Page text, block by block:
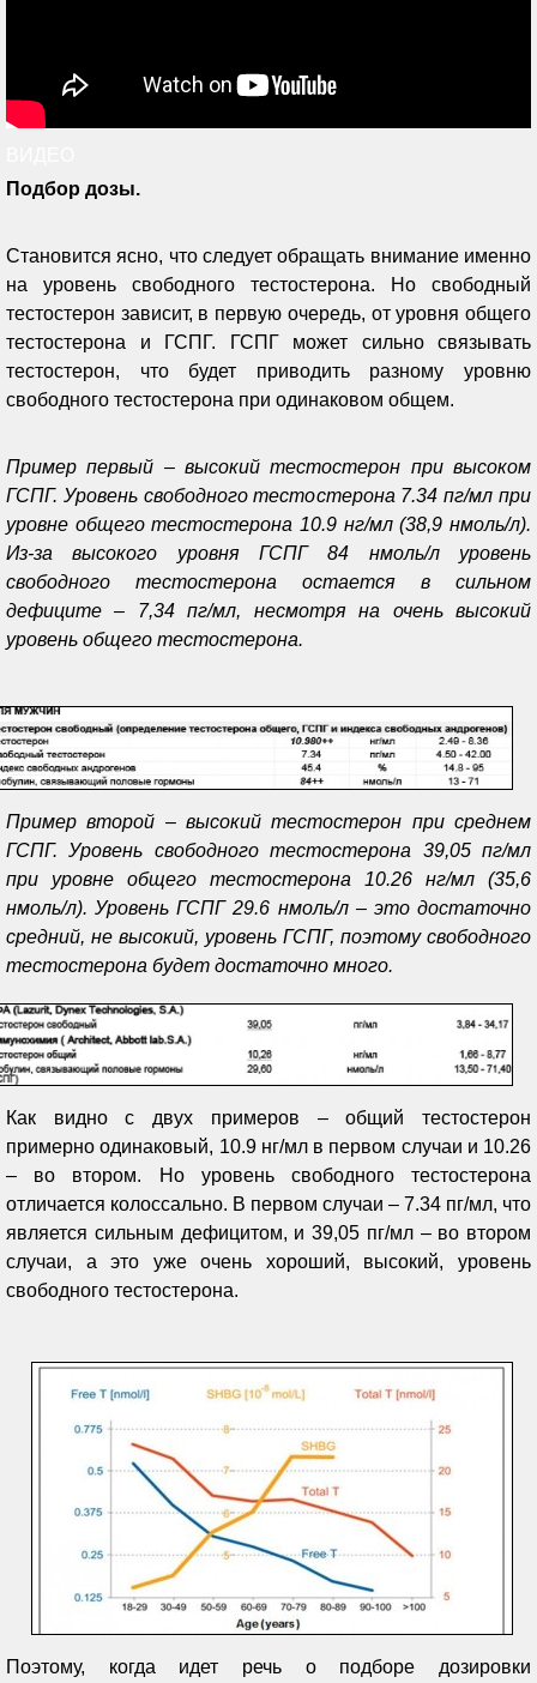
Подбор дозы.
Становится ясно, что следует обращать внимание именно
на уровень свободного тестостерона. Но свободный
тестостерон зависит, в первую очередь, от уровня общего
тестостерона и ГСПГ. ГСПГ может сильно связывать
тестостерон, что будет приводить разному уровню
свободного тестостерона при одинаковом общем.
Пример первый – высокий тестостерон при высоком
ГСПГ. Уровень свободного тестостерона 7.34 пг/мл при
уровне общего тестостерона 10.9 нг/мл (38,9 нмоль/л).
Из-за высокого уровня ГСПГ 84 нмоль/л уровень
свободного тестостерона остается в сильном
дефиците – 7,34 пг/мл, несмотря на очень высокий
уровень общего тестостерона.
Пример второй – высокий тестостерон при среднем
ГСПГ. Уровень свободного тестостерона 39,05 пг/мл
при уровне общего тестостерона 10.26 нг/мл (35,6
нмоль/л). Уровень ГСПГ 29.6 нмоль/л – это достаточно
средний, не высокий, уровень ГСПГ, поэтому свободного
тестостерона будет достаточно много.
Как видно с двух примеров – общий тестостерон
примерно одинаковый, 10.9 нг/мл в первом случаи и 10.26
– во втором. Но уровень свободного тестостерона
отличается колоссально. В первом случаи – 7.34 пг/мл, что
является сильным дефицитом, и 39,05 пг/мл – во втором
случаи, а это уже очень хороший, высокий, уровень
свободного тестостерона.
Поэтому, когда идет речь о подборе дозировки